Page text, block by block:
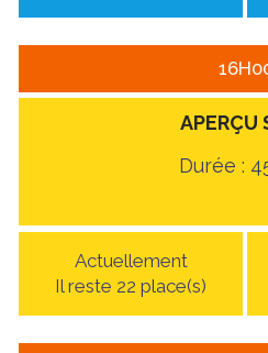
APERÇU
Durée :
Actuellement
Il reste 22 place(s)